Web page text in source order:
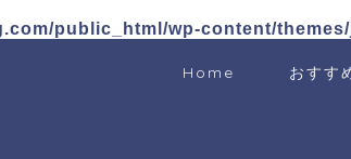
public_html/wp-content/
Home おすす